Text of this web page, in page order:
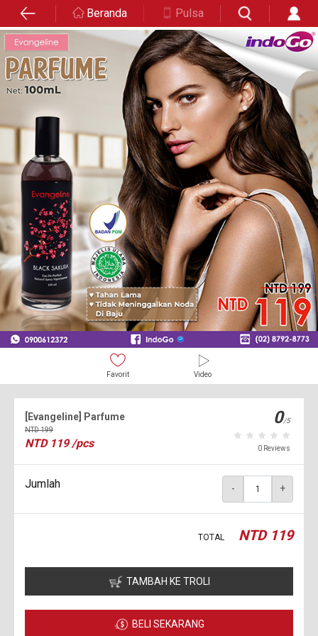
Beranda Pulsa
Favorit Video
[Evangeline] Parfume
NTD199
NTD 119 /pcs
0/5
0 Reviews
Jumlah - +
TOTAL NTD 119
TAMBAH KE TROLI
BELI SEKARANG